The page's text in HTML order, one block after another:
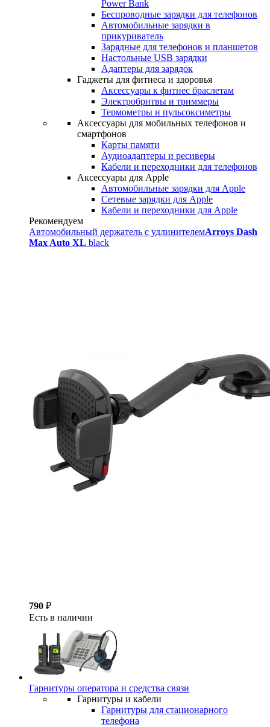
Power Bank
Беспроводные зарядки для телефонов
Автомобильные зарядки в
прикуриватель
Зарядные для телефонов и планшетов
Настольные USB зарядки
Адаптеры для зарядок
Гаджеты для фитнеса и здоровья
Аксессуары к фитнес браслетам
Электробритвы и триммеры
Термометры и пульсоксиметры
Аксессуары для мобильных телефонов и
смартфонов
Карты памяти
Аудиоадаптеры и ресиверы
Кабели и переходники для телефонов
Аксессуары для Apple
Автомобильные зарядки для Apple
Сетевые зарядки для Apple
Кабели и переходники для Apple
Рекомендуем
Автомобильный держатель с удлинителемArroys Dash
Max Auto XL black
790 ₽
Есть в наличии
Гарнитуры оператора и средства связи
Гарнитуры и кабели
Гарнитуры для стационарного
телефона